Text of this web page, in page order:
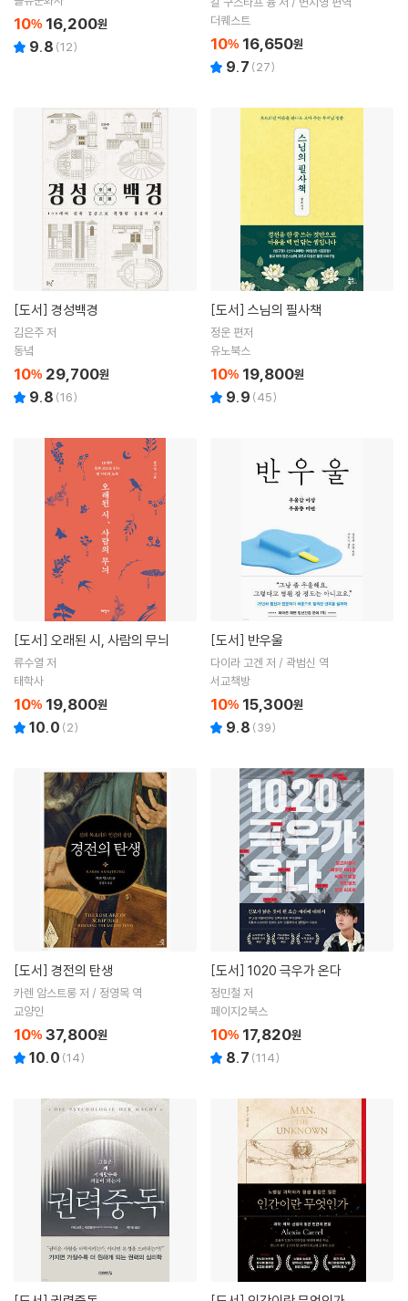
10% 16,200원
9.8 (12)
더퀘스트
10% 16,650원
9.7 (27)
[도서] 경성백경
김은주 저
동녘
10% 29,700원
9.8 (16)
[도서] 스님의 필사책
정운 편저
유노북스
10% 19,800원
9.9 (45)
[도서] 오래된 시, 사람의 무늬
류수열 저
태학사
10% 19,800원
10.0 (2)
[도서] 반우울
다이라 고겐 저 / 곽범신 역
서교책방
10% 15,300원
9.8 (39)
[도서] 경전의 탄생
카렌 암스트롱 저 / 정영목 역
교양인
10% 37,800원
10.0 (14)
[도서] 1020 극우가 온다
정민철 저
페이지2북스
10% 17,820원
8.7 (114)